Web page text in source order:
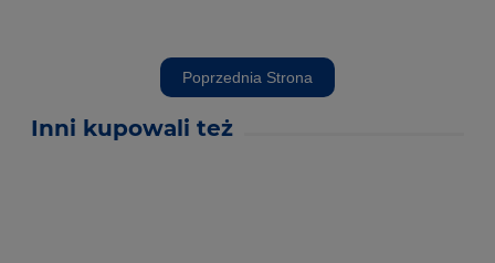
Poprzednia Strona
Inni kupowali też